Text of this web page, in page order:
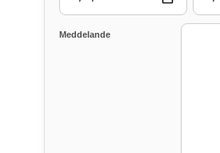
Meddelande